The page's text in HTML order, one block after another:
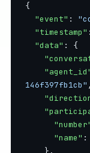
{
"event" :
"timestamp"
"data" : {
146f397fb1cb" ,
"name" :